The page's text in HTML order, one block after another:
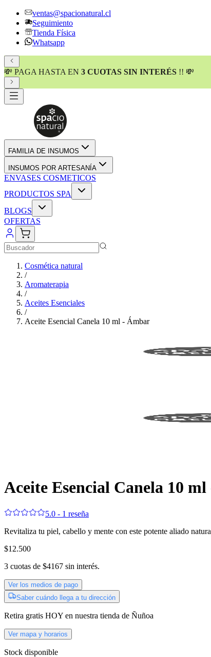
ventas@spacionatural.cl
Seguimiento
Tienda Física
Whatsapp
💸 PAGA HASTA EN 3 CUOTAS SIN INTERÉS !! 💸
FAMILIA DE INSUMOS
INSUMOS POR ARTESANÍA
ENVASES COSMETICOS
PRODUCTOS SPA
BLOGS
OFERTAS
Cosmética natural
/
Aromaterapia
/
Aceites Esenciales
/
Aceite Esencial Canela 10 ml - Ámbar
Aceite Esencial Canela 10
5.0 - 1 reseña
Revitaliza tu piel, cabello y mente con este potente aliado
$12.500
3 cuotas de $4167 sin interés.
Ver los medios de pago
Saber cuándo llega a tu dirección
Retira gratis HOY en nuestra tienda de Ñuñoa
Ver mapa y horarios
Stock disponible